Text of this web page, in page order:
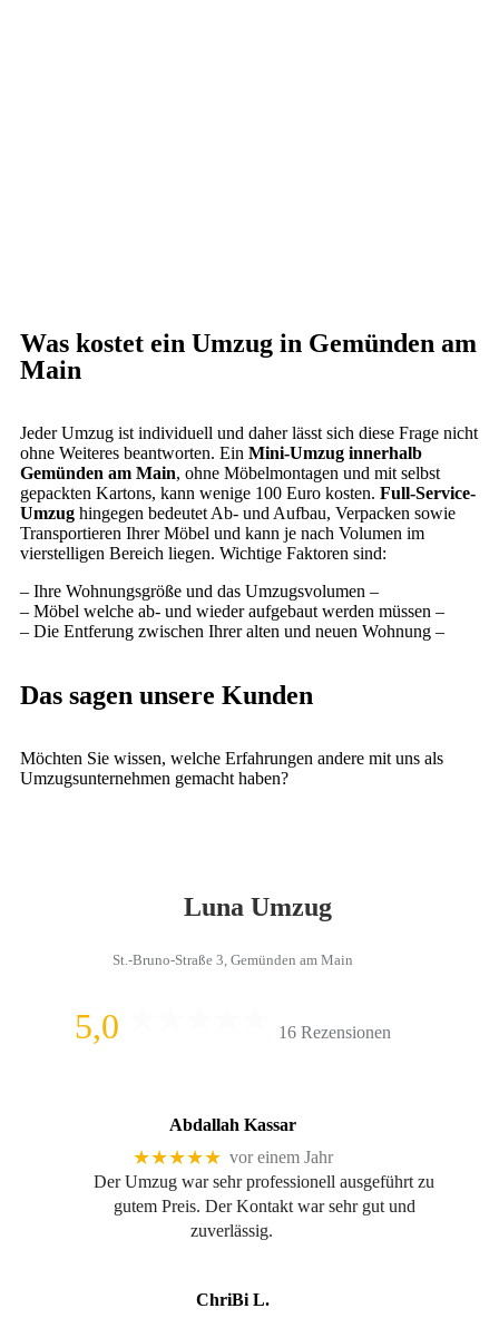
Was kostet ein Umzug in Gemünden am
Main
Jeder Umzug ist individuell und daher lässt sich diese Frage nicht
ohne Weiteres beantworten. Ein Mini-Umzug innerhalb
Gemünden am Main, ohne Möbelmontagen und mit selbst
gepackten Kartons, kann wenige 100 Euro kosten. Full-Service-
Umzug hingegen bedeutet Ab- und Aufbau, Verpacken sowie
Transportieren Ihrer Möbel und kann je nach Volumen im
vierstelligen Bereich liegen. Wichtige Faktoren sind:
– Ihre Wohnungsgröße und das Umzugsvolumen –
– Möbel welche ab- und wieder aufgebaut werden müssen –
– Die Entferung zwischen Ihrer alten und neuen Wohnung –
Das sagen unsere Kunden
Möchten Sie wissen, welche Erfahrungen andere mit uns als
Umzugsunternehmen gemacht haben?
Luna Umzug
St.-Bruno-Straße 3, Gemünden am Main
5,0 16 Rezensionen
Abdallah Kassar
★★★★★ vor einem Jahr
Der Umzug war sehr professionell ausgeführt zu
gutem Preis. Der Kontakt war sehr gut und
zuverlässig.
ChriBi L.